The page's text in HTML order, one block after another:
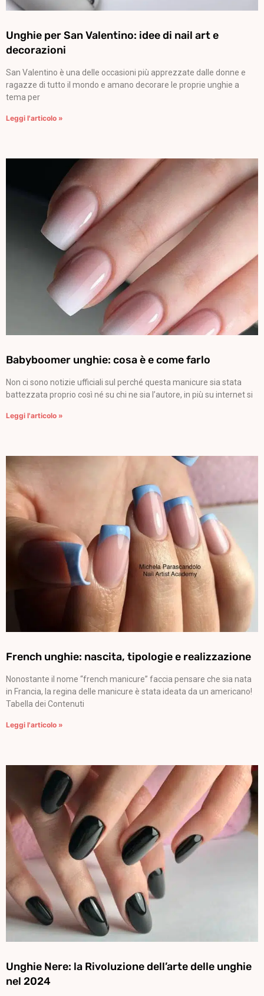
Unghie per San Valentino: idee di nail art e
decorazioni
San Valentino è una delle occasioni più apprezzate dalle donne e
ragazze di tutto il mondo e amano decorare le proprie unghie a
tema per
Leggi l'articolo »
Babyboomer unghie: cosa è e come farlo
Non ci sono notizie ufficiali sul perché questa manicure sia stata
battezzata proprio così né su chi ne sia l’autore, in più su internet si
Leggi l'articolo »
French unghie: nascita, tipologie e realizzazione
Nonostante il nome “french manicure” faccia pensare che sia nata
in Francia, la regina delle manicure è stata ideata da un americano!
Tabella dei Contenuti
Leggi l'articolo »
Unghie Nere: la Rivoluzione dell’arte delle unghie
nel 2024